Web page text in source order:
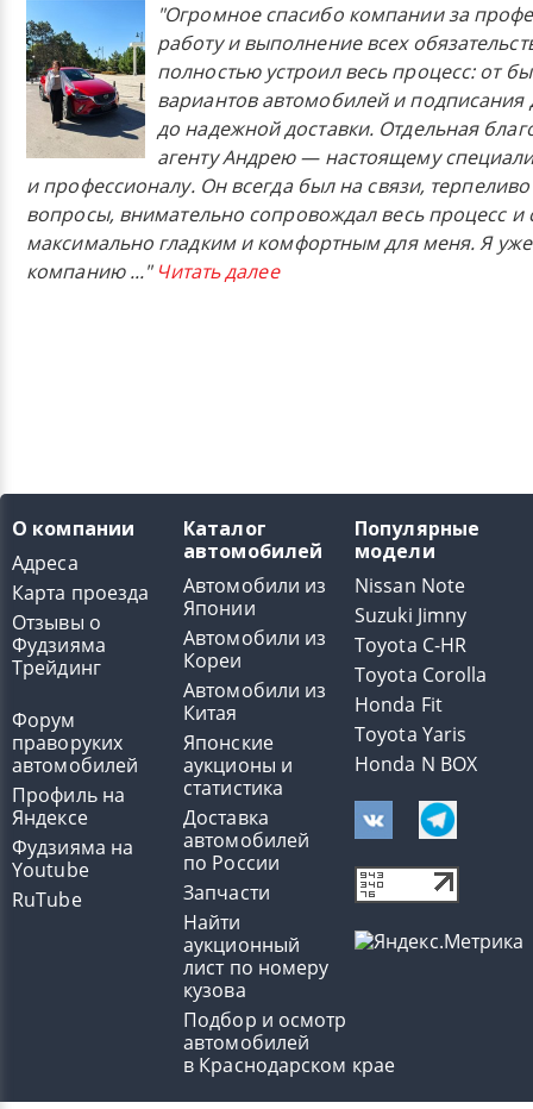
"Огромное спасибо компании за
работу и выполнение всех
полностью устроил весь процесс: от
вариантов автомобилей и подписания
до надежной доставки. Отдельная
агенту Андрею — настоящему
и профессионалу. Он всегда был на связи,
вопросы, внимательно сопровождал весь процесс и
максимально гладким и комфортным для меня. Я
компанию..." Читать далее
О компании
Адреса
Карта проезда
Отзывы о
Фудзияма
Трейдинг
Форум
праворуких
автомобилей
Профиль на
Яндексе
Фудзияма на
Youtube
RuTube
Каталог
автомобилей
Автомобили из
Японии
Автомобили из
Кореи
Автомобили из
Китая
Японские
аукционы и
статистика
Доставка
автомобилей
по России
Запчасти
Найти
аукционный
лист по номеру
кузова
Подбор и осмотр
автомобилей
в Краснодарском крае
Популярные
модели
Nissan Note
Suzuki Jimny
Toyota C-HR
Toyota Corolla
Honda Fit
Toyota Yaris
Honda N BOX